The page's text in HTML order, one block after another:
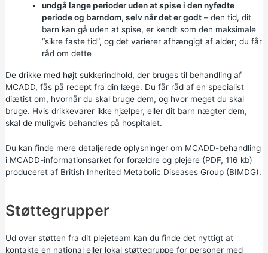
undgå lange perioder uden at spise i den nyfødte
periode og barndom, selv når det er godt– den tid, dit
barn kan gå uden at spise, er kendt som den maksimale
“sikre faste tid”, og det varierer afhængigt af alder; du får
råd om dette
De drikke med højt sukkerindhold, der bruges til behandling af
MCADD, fås på recept fra din læge. Du får råd af en specialist
diætist om, hvornår du skal bruge dem, og hvor meget du skal
bruge. Hvis drikkevarer ikke hjælper, eller dit barn nægter dem,
skal de muligvis behandles på hospitalet.
Du kan finde mere detaljerede oplysninger om MCADD-behandling
i MCADD-informationsarket for forældre og plejere (PDF, 116 kb)
produceret af British Inherited Metabolic Diseases Group (BIMDG).
Støttegrupper
Ud over støtten fra dit plejeteam kan du finde det nyttigt at
kontakte en national eller lokal støttegruppe for personer med